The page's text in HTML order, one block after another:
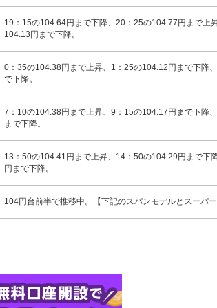
19：15の104.64円まで下降、20：25の104.77円まで上
104.13円まで下降。
0：35の104.38円まで上昇、1：25の104.12円まで下降
で下降。
7：10の104.38円まで上昇、9：15の104.17円まで下降
まで下降。
13：50の104.41円まで上昇、14：50の104.29円まで
円まで下降。
104円台前半で推移中。【下記のスパンモデルとスーパ